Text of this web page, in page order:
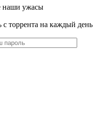
наши ужасы
торрента на каждый день